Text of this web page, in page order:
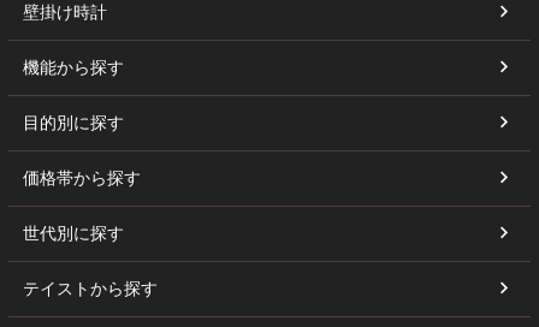
壁掛け時計
機能から探す
目的別に探す
価格帯から探す
世代別に探す
テイストから探す